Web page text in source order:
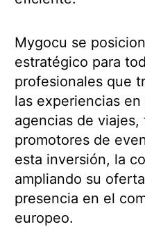
Mygocu se
estratégico para
profesionales que
las experiencias
agencias de
promotores de
esta inversión, la
ampliando su
presencia en el
europeo.